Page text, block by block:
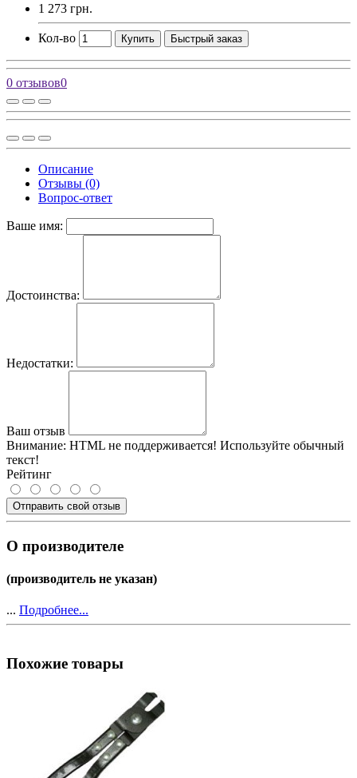
1 273 грн.
Кол-во Купить Быстрый заказ
0 отзывов0
Описание
Отзывы (0)
Вопрос-ответ
Ваше имя:
Достоинства:
Недостатки:
Ваш отзыв
Внимание: HTML не поддерживается! Используйте обычный
текст!
Рейтинг
Отправить свой отзыв
О производителе
(производитель не указан)
... Подробнее...
Похожие товары